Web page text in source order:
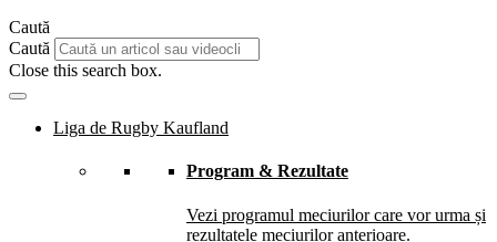
Caută
Caută
Close this search box.
Liga de Rugby Kaufland
Program & Rezultate
Vezi programul meciurilor care vor urma și
rezultatele meciurilor anterioare.